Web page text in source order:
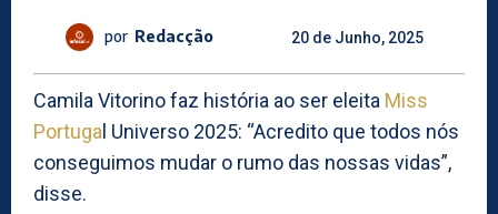
por Redacção 20 de Junho, 2025
Camila Vitorino faz história ao ser eleita Miss
Portuga l Universo 2025: “Acredito que todos nós
conseguimos mudar o rumo das nossas vidas”,
disse.